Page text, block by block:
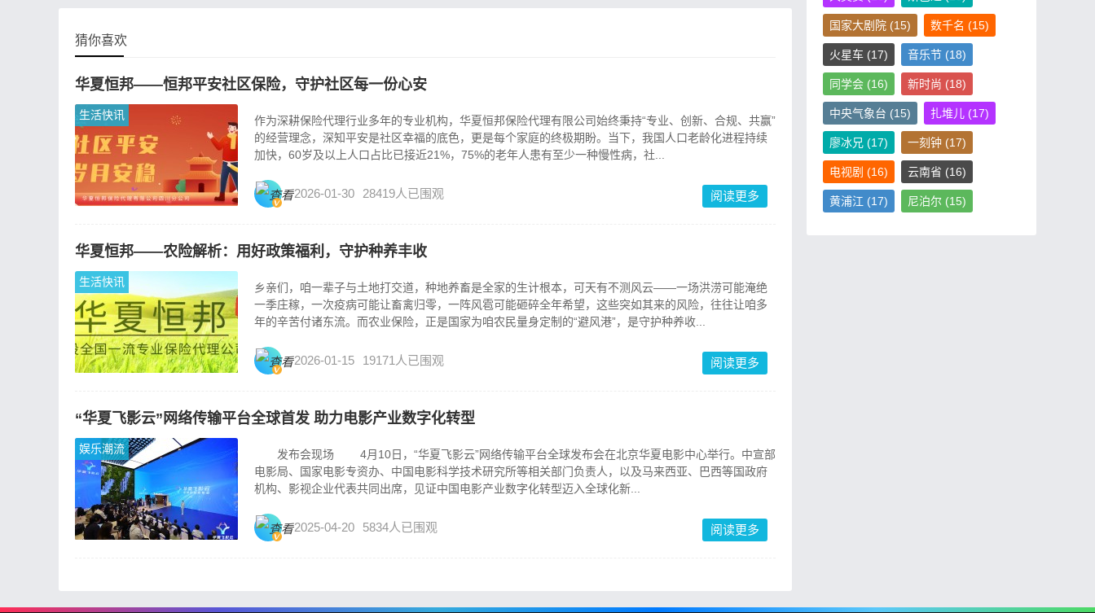
猜你喜欢
华夏恒邦——恒邦平安社区保险，守护社区每一份心安
生活快讯
作为深耕保险代理行业多年的专业机构，华夏恒邦保险代理有限公司始终秉持“专业、创新、合规、共赢”
的经营理念，深知平安是社区幸福的底色，更是每个家庭的终极期盼。当下，我国人口老龄化进程持续
加快，60岁及以上人口占比已接近21%，75%的老年人患有至少一种慢性病，社...
2026-01-30 28419人已围观 阅读更多
华夏恒邦——农险解析：用好政策福利，守护种养丰收
生活快讯
乡亲们，咱一辈子与土地打交道，种地养畜是全家的生计根本，可天有不测风云——一场洪涝可能淹绝
一季庄稼，一次疫病可能让畜禽归零，一阵风雹可能砸碎全年希望，这些突如其来的风险，往往让咱多
年的辛苦付诸东流。而农业保险，正是国家为咱农民量身定制的“避风港”，是守护种养收...
2026-01-15 19171人已围观 阅读更多
“华夏飞影云”网络传输平台全球首发 助力电影产业数字化转型
娱乐潮流
发布会现场 4月10日，“华夏飞影云”网络传输平台全球发布会在北京华夏电影中心举行。中宣部
电影局、国家电影专资办、中国电影科学技术研究所等相关部门负责人，以及马来西亚、巴西等国政府
机构、影视企业代表共同出席，见证中国电影产业数字化转型迈入全球化新...
2025-04-20 5834人已围观 阅读更多
国家大剧院 (15) 数千名 (15)
火星车 (17) 音乐节 (18)
同学会 (16) 新时尚 (18)
中央气象台 (15) 扎堆儿 (17)
廖冰兄 (17) 一刻钟 (17)
电视剧 (16) 云南省 (16)
黄浦江 (17) 尼泊尔 (15)